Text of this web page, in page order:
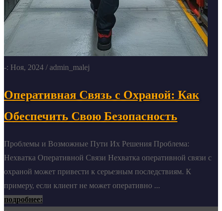
-: Ноя, 2024 / admin_malej
Оперативная Связь с Охраной: Как
Обеспечить Свою Безопасность
Проблемы и Возможные Пути Их Решения Проблема:
Нехватка Оперативной Связи Нехватка оперативной связи с
охраной может привести к серьезным последствиям. К
примеру, если клиент не может оперативно ...
подробнее: